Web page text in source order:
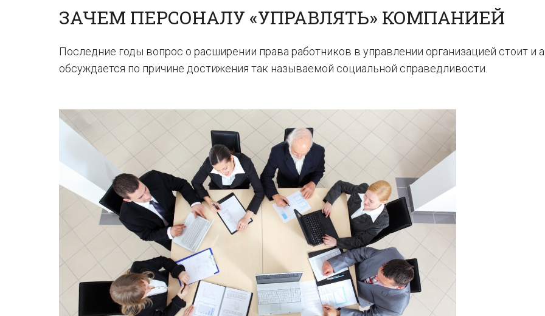
ЗАЧЕМ ПЕРСОНАЛУ «УПРАВЛЯТЬ» КОМПАНИЕЙ
Последние годы вопрос о расширении права работников в управлении организацией стоит и
обсуждается по причине достижения так называемой социальной справедливости.